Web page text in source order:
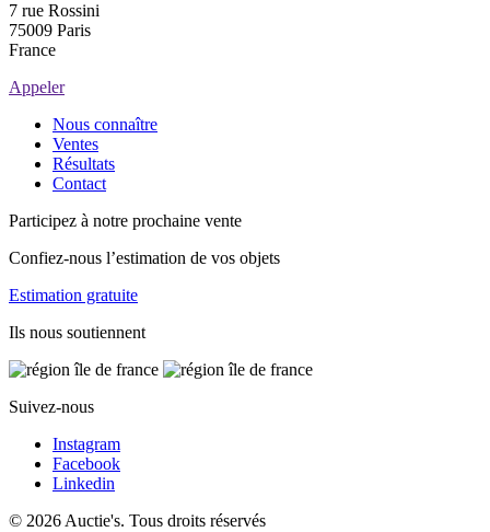
7 rue Rossini
75009 Paris
France
Appeler
Nous connaître
Ventes
Résultats
Contact
Participez à notre prochaine vente
Confiez-nous l’estimation de vos objets
Estimation gratuite
Ils nous soutiennent
Suivez-nous
Instagram
Facebook
Linkedin
© 2026 Auctie's. Tous droits réservés